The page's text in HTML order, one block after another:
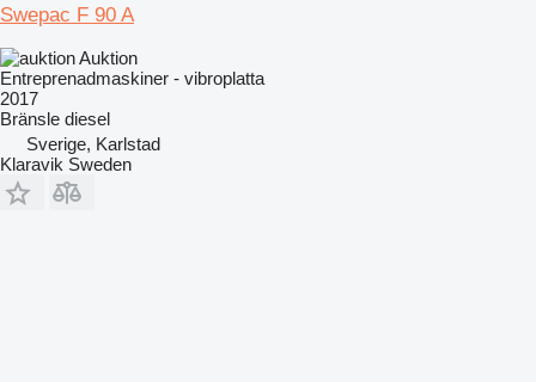
Swepac F 90 A
Auktion
Entreprenadmaskiner - vibroplatta
2017
Bränsle diesel
Sverige, Karlstad
Klaravik Sweden